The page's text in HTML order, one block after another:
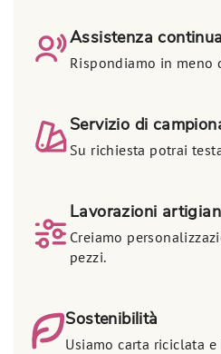
Assistenza continua
Rispondiamo in meno
Servizio di
Su richiesta potrai
Lavorazioni
Creiamo
pezzi.
Sostenibilità
Usiamo carta riciclata